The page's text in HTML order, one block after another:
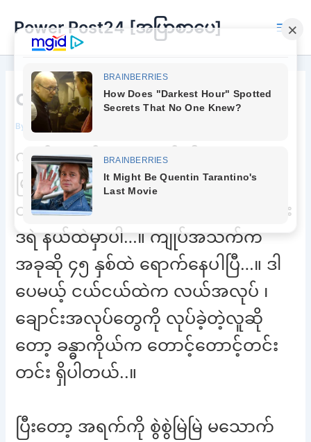
content
Power Post24 [အပြာစာပေ]
Main
လက်မြန်သာဟန်
By adminpower /October 17, 2025
ကျုပ်နာမယ်က သာဟန် ပါ..။ နေတာက
မြစ်ဝကျွန်းပေါ်ဒေသက ဇရက်ကုန်း ဆို
တဲ့ ရွာကြီးမှာပါ…။ ဇရက်ကုန်းရွာက ဒေး
ဒရဲ နယ်ထဲမှာပါ…။ ကျုပ်အသက်က
အခုဆို ၄၅ နှစ်ထဲ ရောက်နေပါပြီ…။ ဒါ
ပေမယ့် ငယ်ငယ်ထဲက လယ်အလုပ် ၊
ချောင်းအလုပ်တွေကို လုပ်ခဲ့တဲ့လူဆို
တော့ ခန္ဓာကိုယ်က တောင့်တောင့်တင်း
တင်း ရှိပါတယ်..။
ပြီးတော့ အရက်ကို စွဲစွဲမြဲမြဲ မသောက်